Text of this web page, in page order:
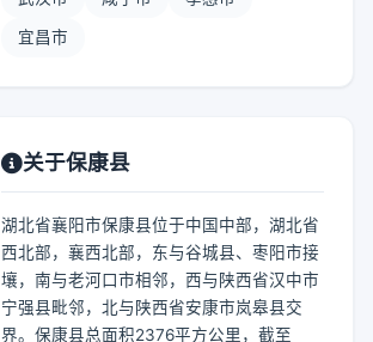
宜昌市
关于保康县
湖北省襄阳市保康县位于中国中部，湖北省
西北部，襄西北部，东与谷城县、枣阳市接
壤，南与老河口市相邻，西与陕西省汉中市
宁强县毗邻，北与陕西省安康市岚皋县交
界。保康县总面积2376平方公里，截至